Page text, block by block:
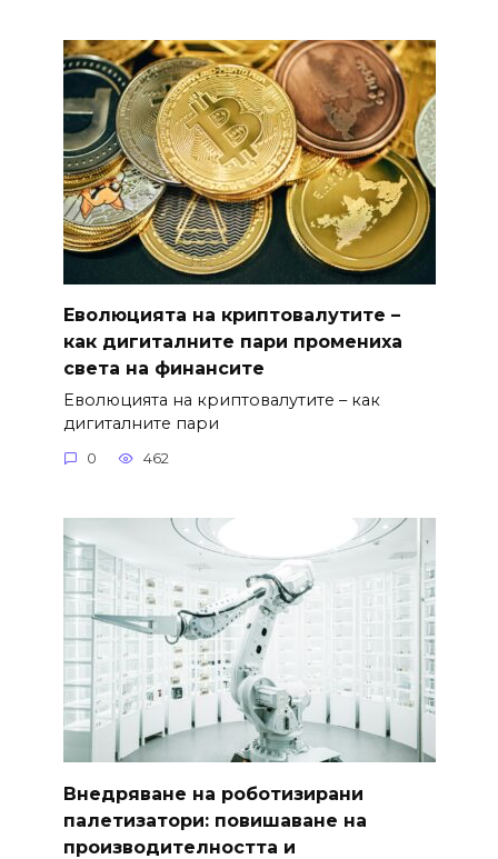
Еволюцията на криптовалутите –
как дигиталните пари промениха
света на финансите
Еволюцията на криптовалутите – как
дигиталните пари
0 462
Внедряване на роботизирани
палетизатори: повишаване на
производителността и